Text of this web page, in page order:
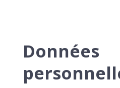
Données